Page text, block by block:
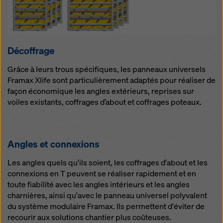
Décoffrage
Grâce à leurs trous spécifiques, les panneaux universels
Framax Xlife sont particulièrement adaptés pour réaliser de
façon économique les angles extérieurs, reprises sur
voiles existants, coffrages d’about et coffrages poteaux.
Angles et connexions
Les angles quels qu'ils soient, les coffrages d'about et les
connexions en T peuvent se réaliser rapidement et en
toute fiabilité avec les angles intérieurs et les angles
charnières, ainsi qu'avec le panneau universel polyvalent
du système modulaire Framax. Ils permettent d'éviter de
recourir aux solutions chantier plus coûteuses.